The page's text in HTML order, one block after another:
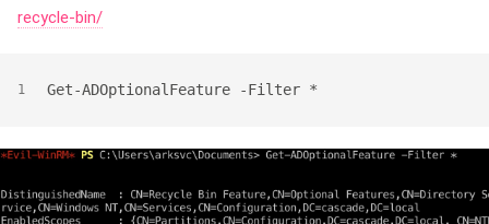
recycle-bin/
1 Get-ADOptionalFeature -Filter *